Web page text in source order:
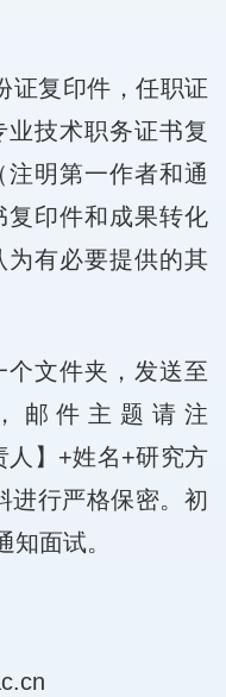
证复印件，任职证
技术职务证书复
明第一作者和通
复印件和成果转化
为有必要提供的其
文件夹，发送至
，邮件主题请注
人】+姓名+研究方
进行严格保密。初
面试。